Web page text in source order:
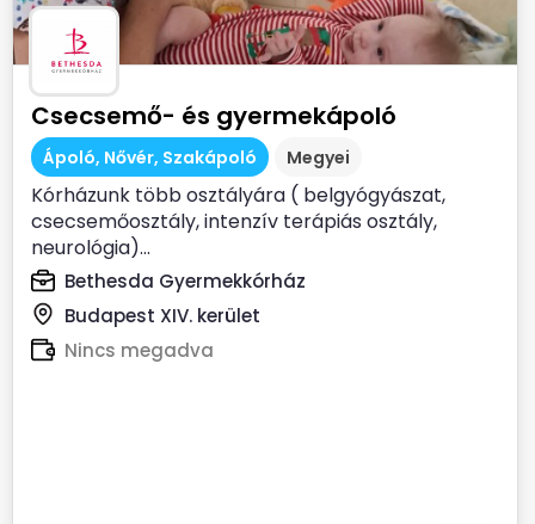
Csecsemő- és gyermekápoló
Ápoló, Nővér, Szakápoló Megyei
Kórházunk több osztályára ( belgyógyászat,
csecsemőosztály, intenzív terápiás osztály,
neurológia)...
Bethesda Gyermekkórház
Budapest XIV. kerület
Nincs megadva